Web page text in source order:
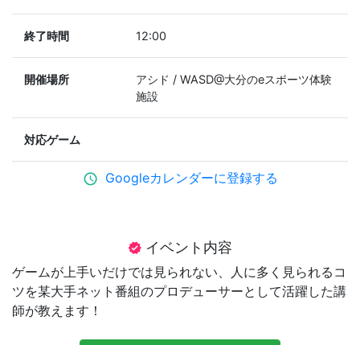
終了時間 12:00
開催場所
アシド / WASD@大分のeスポーツ体験
施設
対応ゲーム
schedule Googleカレンダーに登録する
verified イベント内容
ゲームが上手いだけでは見られない、人に多く見られるコ
ツを某大手ネット番組のプロデューサーとして活躍した講
師が教えます！